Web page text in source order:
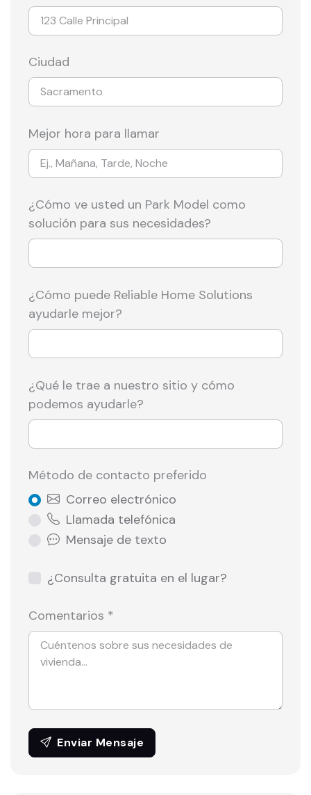
Ciudad
Mejor hora para llamar
¿Cómo ve usted un Park Model como
solución para sus necesidades?
¿Cómo puede Reliable Home Solutions
ayudarle mejor?
¿Qué le trae a nuestro sitio y cómo
podemos ayudarle?
Método de contacto preferido
Correo electrónico
Llamada telefónica
Mensaje de texto
¿Consulta gratuita en el lugar?
Comentarios *
Enviar Mensaje